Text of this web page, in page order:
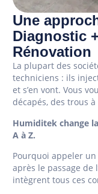
Une
Diagnostic
Rénovation
La plupart des
techniciens : ils
et s’en vont. Vous
décapés, des trous
Humiditek change
A à Z.
Pourquoi appeler
après le passage de
intègrent tous ces